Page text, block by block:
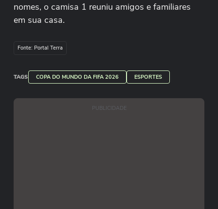
nomes, o camisa 1 reuniu amigos e familiares
em sua casa.
Reprodução/Hugo Souza/Youtube
Fonte: Portal Terra
TAGS COPA DO MUNDO DA FIFA 2026 ESPORTES
PUBLICIDADE